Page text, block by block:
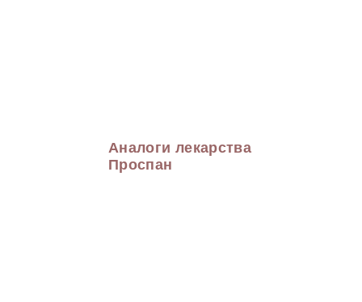
Аналоги лекарства
Проспан